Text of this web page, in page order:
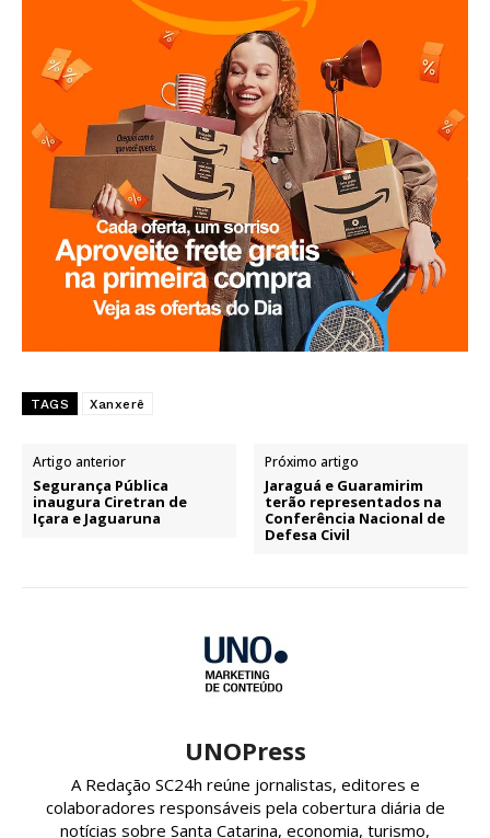
TAGS Xanxerê
Artigo anterior
Segurança Pública
inaugura Ciretran de
Içara e Jaguaruna
Próximo artigo
Jaraguá e Guaramirim
terão representados na
Conferência Nacional de
Defesa Civil
UNOPress
A Redação SC24h reúne jornalistas, editores e
colaboradores responsáveis pela cobertura diária de
notícias sobre Santa Catarina, economia, turismo,